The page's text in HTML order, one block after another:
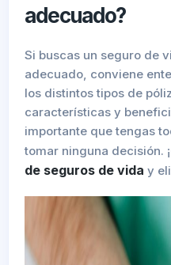
adecuado?
Si buscas un seguro de
adecuado, conviene
los distintos tipos de
características y
importante que tengas
tomar ninguna decisión.
de seguros de vida y